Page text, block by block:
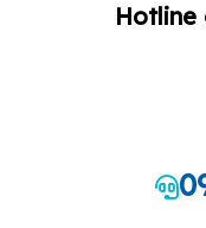
Hotline